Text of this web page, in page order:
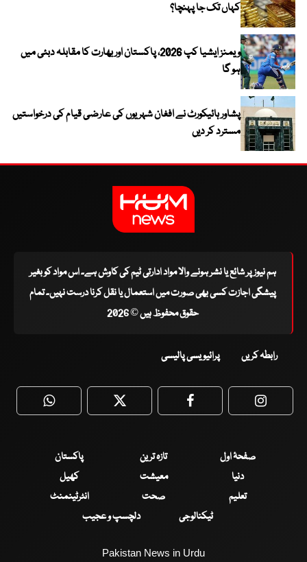
کہاں تک جا پہنچا؟
ویمنز ایشیا کپ 2026، پاکستان اور بھارت کا مقابلہ دبئی میں
ہو گا
پشاور ہائیکورٹ نے افغان شہریوں کی عارضی قیام کی درخواستیں
مسترد کر دیں
ہم نیوز پر شائع یا نشر ہونے والا مواد ادارتی ٹیم کی کاوش ہے۔ اس مواد کو بغیر
پیشگی اجازت کسی بھی صورت میں استعمال یا نقل کرنا درست نہیں۔ تمام
حقوق محفوظ ہیں © 2026
رابطہ کریں پرائیویسی پالیسی
WhatsApp Twitter Facebook
صفحۂ اول تازہ ترین
پاکستان
دنیا
معیشت
کھیل
تعلیم
صحت
انٹرٹینمنٹ
ٹیکنالوجی
دلچسپ و عجیب
Pakistan News in Urdu